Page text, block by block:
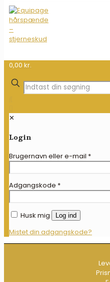
0,00 kr.
✕
Login
Brugernavn eller e-mail *
Adgangskode *
Husk mig Log ind
Mistet din adgangskode?